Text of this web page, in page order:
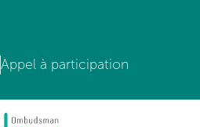
Appel à participation